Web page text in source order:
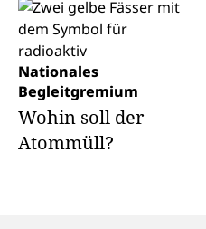
Nationales
Begleitgremium
Wohin soll der
Atommüll?